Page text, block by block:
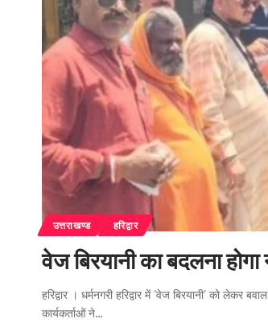
उत्तराखण्ड हरिद्वार
वेज बिरयानी का बदलना
हरिद्वार । धर्मनगरी हरिद्वार में ‘वेज बिरयानी’ को
कार्यकर्ताओं ने…